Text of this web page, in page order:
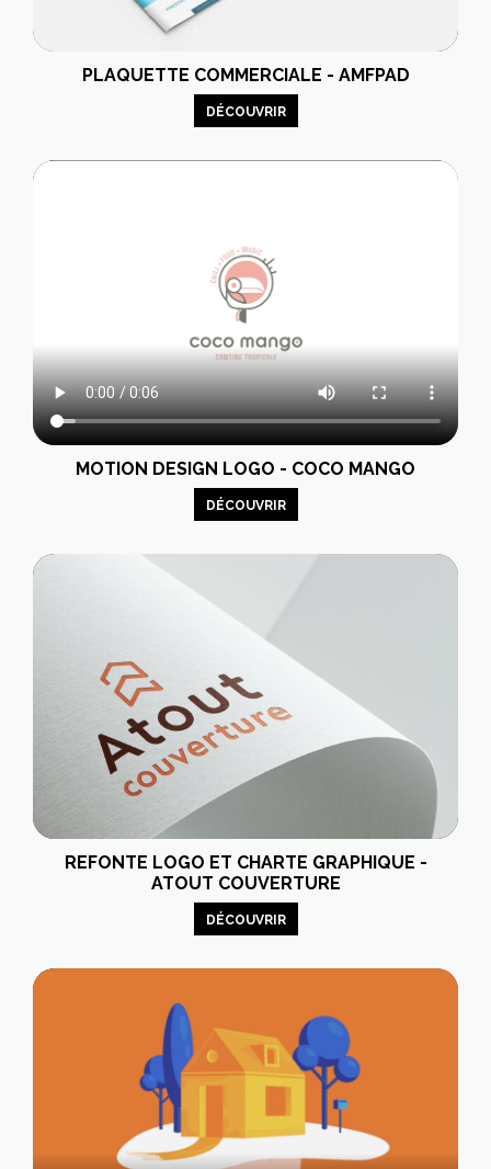
PLAQUETTE COMMERCIALE - AMFPAD
DÉCOUVRIR
MOTION DESIGN LOGO - COCO MANGO
DÉCOUVRIR
REFONTE LOGO ET CHARTE GRAPHIQUE -
ATOUT COUVERTURE
DÉCOUVRIR